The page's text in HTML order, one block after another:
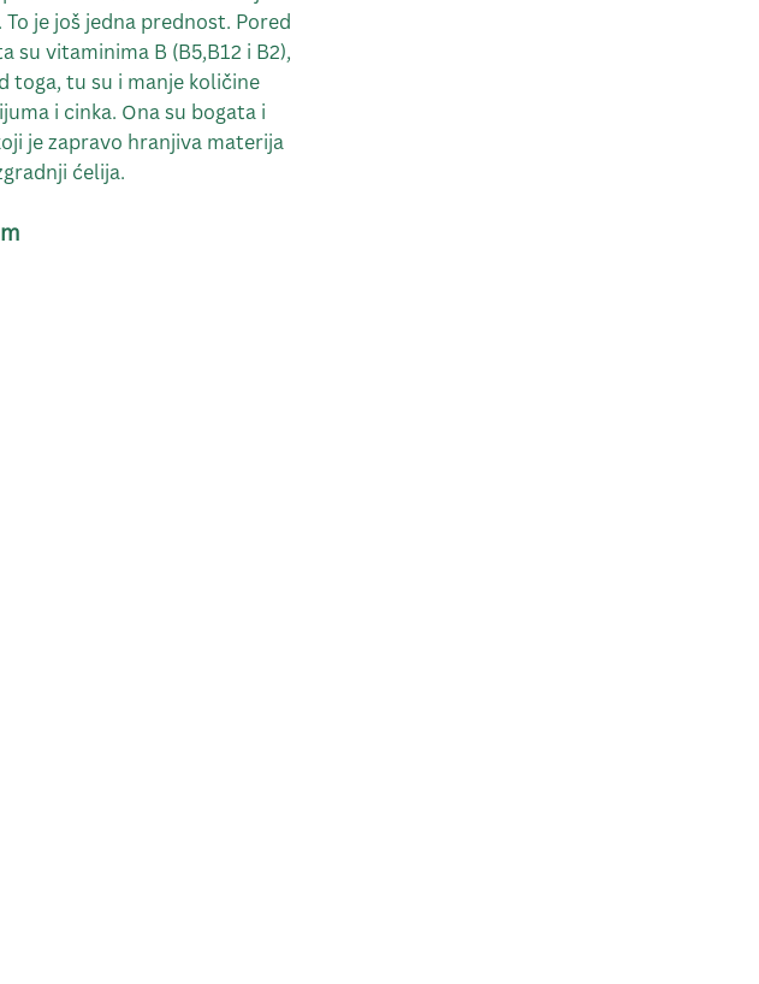
je još jedna prednost. Pored
su vitaminima B (B5,B12 i B2),
toga, tu su i manje količine
i cinka. Ona su bogata i
je zapravo hranjiva materija
ćelija.